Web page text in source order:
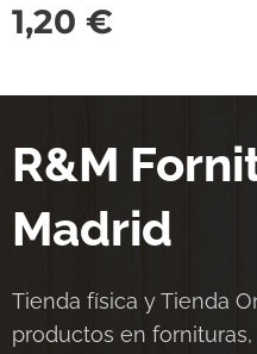
1,20 €
R&M
Madrid
Tienda física y Tienda
productos en